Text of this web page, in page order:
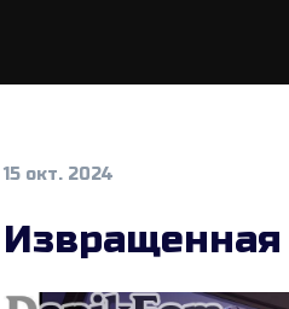
15 окт. 2024